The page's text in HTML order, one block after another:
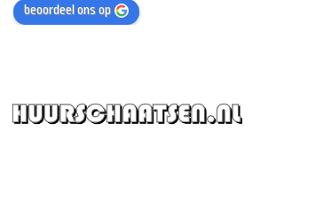
beoordeel ons op